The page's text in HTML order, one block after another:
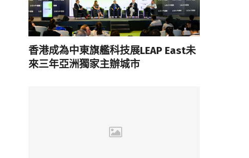
香港成為中東旗艦科技展LEAP East未
來三年亞洲獨家主辦城市